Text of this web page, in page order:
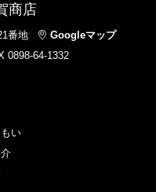
商店
番地
Googleマップ
0898-64-1332
い